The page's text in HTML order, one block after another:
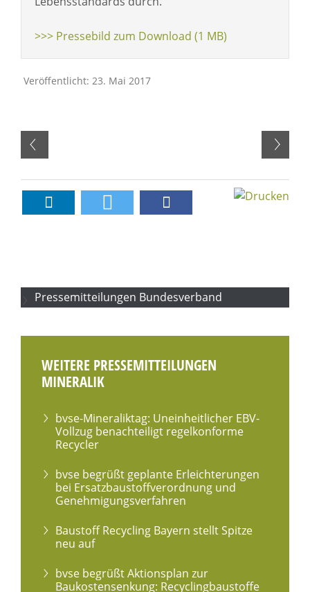
>>> Pressebild zum Download (1 MB)
Veröffentlicht: 23. Mai 2017
Pressemitteilungen Bundesverband
WEITERE PRESSEMITTEILUNGEN
MINERALIK
bvse-Mineraliktag: Uneinheitlicher EBV-
Vollzug benachteiligt regelkonforme
Recycler
bvse begrüßt geplante Erleichterungen
bei Ersatzbaustoffverordnung und
Genehmigungsverfahren
Baustoff Recycling Bayern stellt Spitze
neu auf
bvse begrüßt Aktionsplan zur
Baukostensenkung: Recyclingbaustoffe